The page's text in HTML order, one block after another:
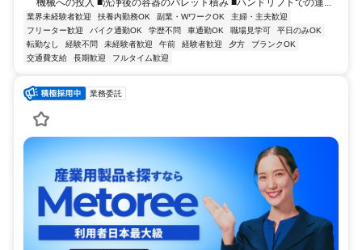
機械への投入 ■洗浄後の容器のパレット積み ■ハンドリフトでの運...
業界未経験者歓迎 扶養内勤務OK 副業・WワークOK
主婦・主夫歓迎
フリーター歓迎
バイク通勤OK 学歴不問 車通勤OK 職場見学可
平日のみOK
転勤なし
経験不問 未経験者歓迎 午前 経験者歓迎 夕方
ブランクOK
交通費支給
長期歓迎 フルタイム歓迎
業務委託